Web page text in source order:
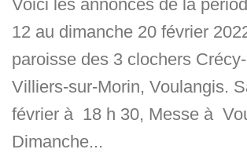
Voici les annonces de la
12 au dimanche 20 février
paroisse des 3 clochers
Villiers-sur-Morin, Voulangis.
février à 18 h 30, Messe à
Dimanche...